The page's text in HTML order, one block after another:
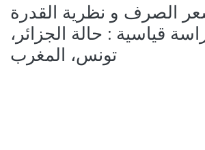
الصرف و نظرية القدرة
قياسية : حالة الجزائر،
تونس، المغرب